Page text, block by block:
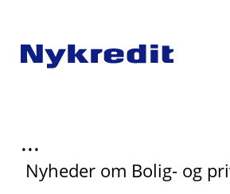
...
Nyheder om Bolig- og